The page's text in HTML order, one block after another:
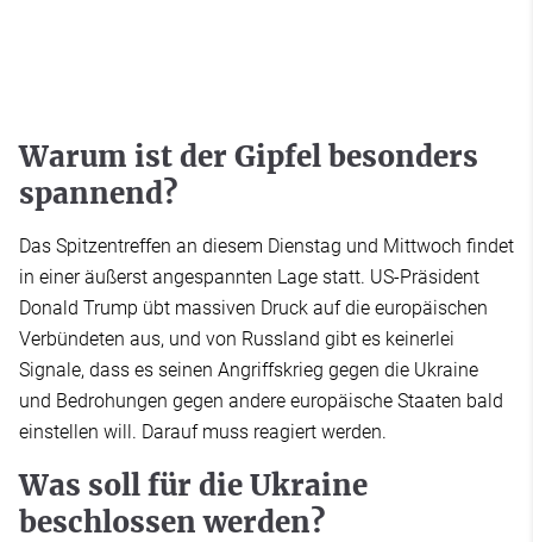
Warum ist der Gipfel besonders
spannend?
Das Spitzentreffen an diesem Dienstag und Mittwoch findet
in einer äußerst angespannten Lage statt. US-Präsident
Donald Trump übt massiven Druck auf die europäischen
Verbündeten aus, und von Russland gibt es keinerlei
Signale, dass es seinen Angriffskrieg gegen die Ukraine
und Bedrohungen gegen andere europäische Staaten bald
einstellen will. Darauf muss reagiert werden.
Was soll für die Ukraine
beschlossen werden?